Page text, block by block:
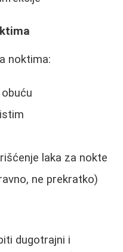
noktima:
laka za nokte
ne prekratko)
dugotrajni i